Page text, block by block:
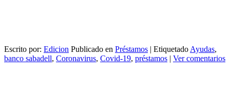
Escrito por: Edicion Publicado en Préstamos | Etiquetado Ayudas,
banco sabadell, Coronavirus, Covid-19, préstamos | Ver comentarios